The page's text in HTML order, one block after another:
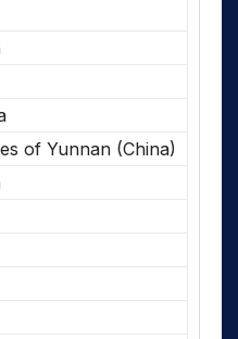
of Yunnan (China)